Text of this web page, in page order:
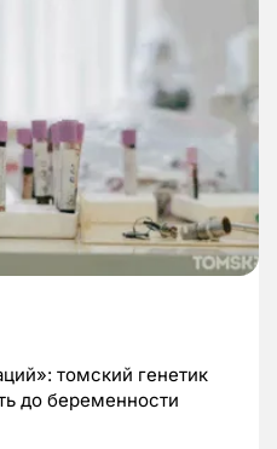
томский генетик
до беременности